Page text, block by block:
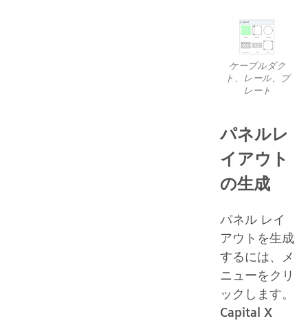
ケーブルダク
ト、レール、プ
レート
パネルレ
イアウト
の生成
パネル レイ
アウトを生成
するには、メ
ニューをクリ
ックします。
Capital X